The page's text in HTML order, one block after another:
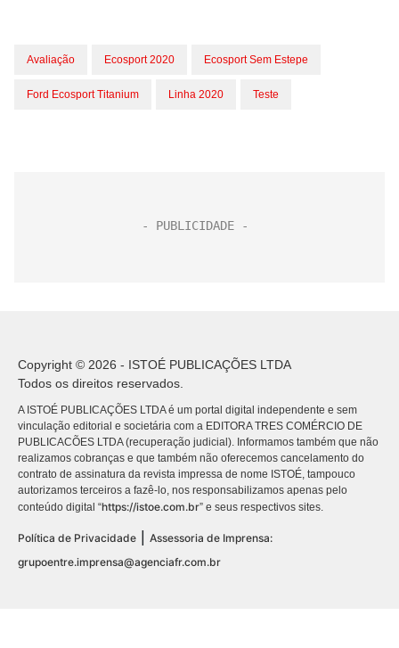
Avaliação Ecosport 2020 Ecosport Sem Estepe
Ford Ecosport Titanium Linha 2020 Teste
Copyright © 2026 - ISTOÉ PUBLICAÇÕES LTDA
Todos os direitos reservados.
A ISTOÉ PUBLICAÇÕES LTDA é um portal digital independente e sem
vinculação editorial e societária com a EDITORA TRES COMÉRCIO DE
PUBLICACÕES LTDA (recuperação judicial). Informamos também que não
realizamos cobranças e que também não oferecemos cancelamento do
contrato de assinatura da revista impressa de nome ISTOÉ, tampouco
autorizamos terceiros a fazê-lo, nos responsabilizamos apenas pelo
conteúdo digital “https://istoe.com.br” e seus respectivos sites.
Política de Privacidade
Assessoria de Imprensa:
grupoentre.imprensa@agenciafr.com.br